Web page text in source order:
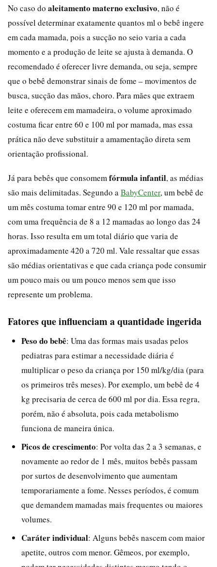
No caso do aleitamento materno exclusivo, não é
possível determinar exatamente quantos ml o bebê ingere
em cada mamada, pois a sucção no seio varia a cada
momento e a produção de leite se ajusta à demanda. O
recomendado é oferecer livre demanda, ou seja, sempre
que o bebê demonstrar sinais de fome – movimentos de
busca, sucção das mãos, choro. Para mães que extraem
leite e oferecem em mamadeira, o volume aproximado
costuma ficar entre 60 e 100 ml por mamada, mas essa
prática não deve substituir a amamentação direta sem
orientação profissional.
Já para bebês que consomem fórmula infantil, as médias
são mais delimitadas. Segundo a BabyCenter, um bebê de
um mês costuma tomar entre 90 e 120 ml por mamada,
com uma frequência de 8 a 12 mamadas ao longo das 24
horas. Isso resulta em um total diário que varia de
aproximadamente 420 a 720 ml. Vale ressaltar que essas
são médias orientativas e que cada criança pode consumir
um pouco mais ou um pouco menos sem que isso
represente um problema.
Fatores que influenciam a quantidade ingerida
Peso do bebê: Uma das formas mais usadas pelos
pediatras para estimar a necessidade diária é
multiplicar o peso da criança por 150 ml/kg/dia (para
os primeiros três meses). Por exemplo, um bebê de 4
kg precisaria de cerca de 600 ml por dia. Essa regra,
porém, não é absoluta, pois cada metabolismo
funciona de maneira única.
Picos de crescimento: Por volta das 2 a 3 semanas, e
novamente ao redor de 1 mês, muitos bebês passam
por surtos de desenvolvimento que aumentam
temporariamente a fome. Nesses períodos, é comum
que demandem mamadas mais frequentes ou maiores
volumes.
Caráter individual: Alguns bebês nascem com maior
apetite, outros com menor. Gêmeos, por exemplo,